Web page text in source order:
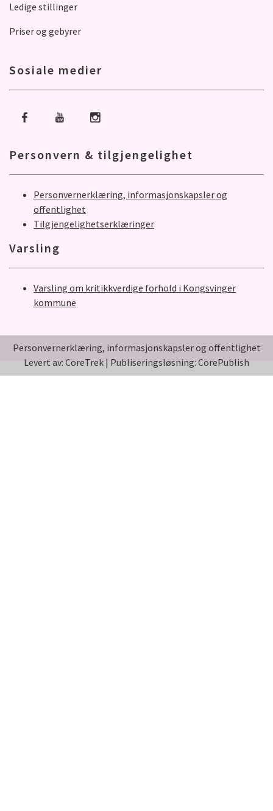
Ledige stillinger
Priser og gebyrer
Sosiale medier
Gå til Facebook
Gå til YoutubeGå til Instagram
Personvern & tilgjengelighet
Personvernerklæring, informasjonskapsler og
offentlighet
Tilgjengelighetserklæringer
Varsling
Varsling om kritikkverdige forhold i Kongsvinger
kommune
Personvernerklæring, informasjonskapsler og offentlighet
Levert av: CoreTrek | Publiseringsløsning: CorePublish